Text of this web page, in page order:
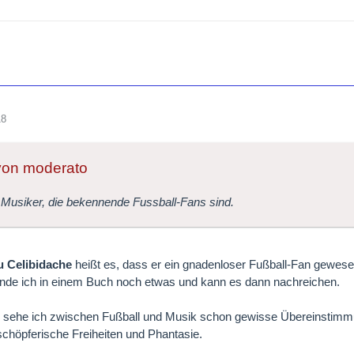
moderato
die bekennende Fussball-Fans sind.
Celibidache heißt es, dass er ein gnadenloser Fußball-Fan
ich in einem Buch noch etwas und kann es dann nachreichen.
ich zwischen Fußball und Musik schon gewisse
Freiheiten und Phantasie.